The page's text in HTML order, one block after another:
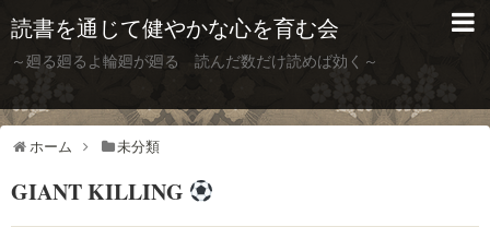
読書を通じて健やかな心を育む会
～廻る廻るよ輪廻が廻る 読んだ数だけ読めば効く～
ホーム 未分類
GIANT KILLING